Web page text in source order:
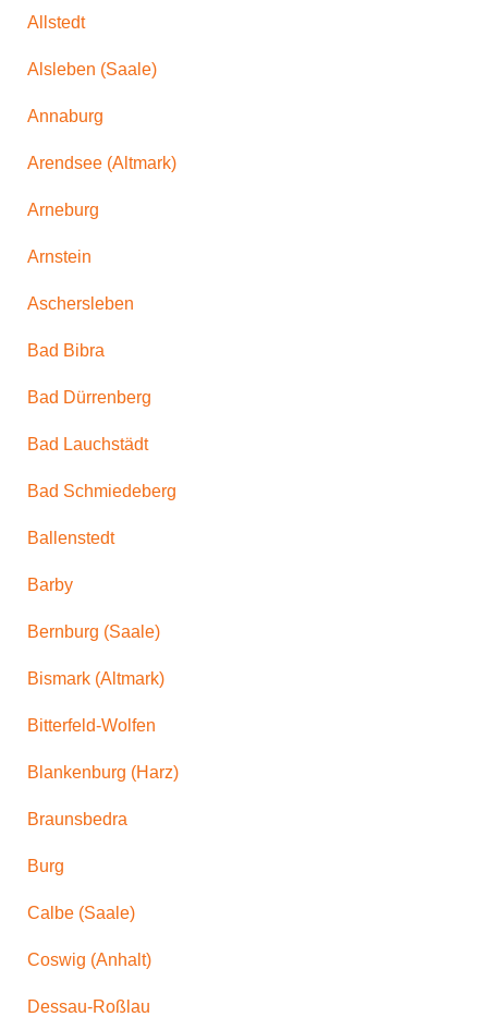
Allstedt
Alsleben (Saale)
Annaburg
Arendsee (Altmark)
Arneburg
Arnstein
Aschersleben
Bad Bibra
Bad Dürrenberg
Bad Lauchstädt
Bad Schmiedeberg
Ballenstedt
Barby
Bernburg (Saale)
Bismark (Altmark)
Bitterfeld-Wolfen
Blankenburg (Harz)
Braunsbedra
Burg
Calbe (Saale)
Coswig (Anhalt)
Dessau-Roßlau